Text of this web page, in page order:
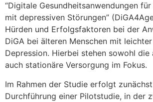
“Digitale Gesundheitsanwendungen
mit depressiven Störungen”
Hürden und Erfolgsfaktoren bei der
DiGA bei älteren Menschen mit
Depression. Hierbei stehen sowohl die
auch stationäre Versorgung im Fokus.
Im Rahmen der Studie erfolgt
Durchführung einer Pilotstudie, in der